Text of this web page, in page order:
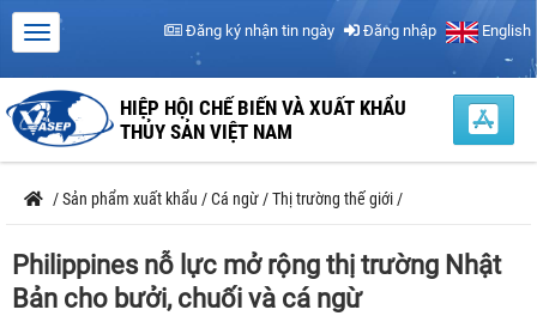
Đăng ký nhận tin ngày Đăng nhập English
HIỆP HỘI CHẾ BIẾN VÀ XUẤT KHẨU
THỦY SẢN VIỆT NAM
/Sản phẩm xuất khẩu /Cá ngừ /Thị trường thế giới /
Philippines nỗ lực mở rộng thị trường Nhật
Bản cho bưởi, chuối và cá ngừ